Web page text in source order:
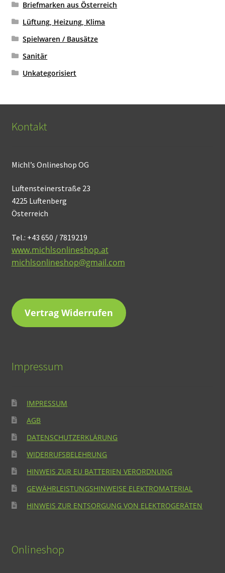
Briefmarken aus Österreich
Lüftung, Heizung, Klima
Spielwaren / Bausätze
Sanitär
Unkategorisiert
Kontakt
Michl’s Onlineshop OG
Luftensteinerstraße 23
4225 Luftenberg
Österreich
Tel.: +43 650 / 7819219
www.michlsonlineshop.at
michlsonlineshop@gmail.com
Vertrag Widerrufen
Impressum
IMPRESSUM
AGB
DATENSCHUTZERKLÄRUNG
WIDERRUFSBELEHRUNG
HINWEIS ZUR EU BATTERIEN VERORDNUNG
GEWÄHRLEISTUNGSHINWEISE ELEKTROMATERIAL
HINWEIS ZUR ENTSORGUNG VON ELEKTROGERÄTEN
Onlineshop